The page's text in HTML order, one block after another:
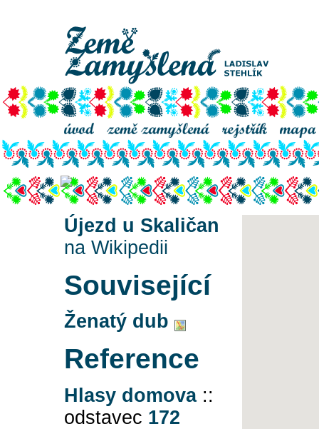
Újezd u Skaličan
na Wikipedii
Související
Ženatý dub
Reference
Hlasy domova::
odstavec 172